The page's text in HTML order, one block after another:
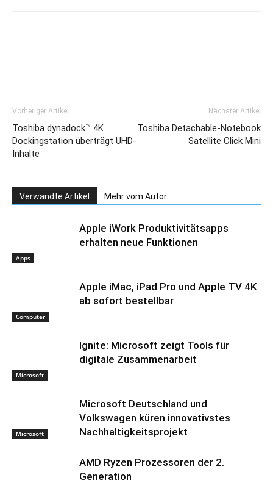
Vorheriger Artikel
Toshiba dynadock™ 4K
Dockingstation überträgt UHD-
Inhalte
Nächster Artikel
Toshiba Detachable-Notebook
Satellite Click Mini
Verwandte Artikel Mehr vom Autor
Apps
Apple iWork Produktivitätsapps
erhalten neue Funktionen
Computer
Apple iMac, iPad Pro und Apple TV 4K
ab sofort bestellbar
Microsoft
Ignite: Microsoft zeigt Tools für
digitale Zusammenarbeit
Microsoft
Microsoft Deutschland und
Volkswagen küren innovativstes
Nachhaltigkeitsprojekt
AMD Ryzen Prozessoren der 2.
Generation